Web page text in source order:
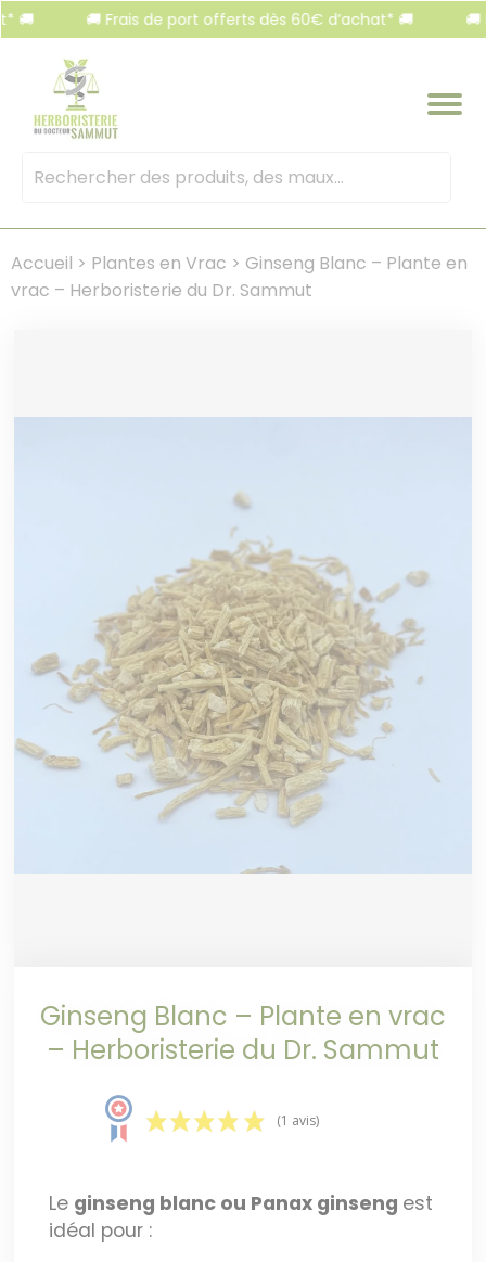
🚚 Frais de port offerts dès 60€ d’achat* 🚚 🚚
Mots
Accueil > Plantes en Vrac > Ginseng Blanc – Plante en
vrac – Herboristerie du Dr. Sammut
Ginseng Blanc – Plante en vrac
– Herboristerie du Dr. Sammut
(1 avis)
Le ginseng blanc ou Panax ginseng est
idéal pour :
Panneau de gestion des cookies